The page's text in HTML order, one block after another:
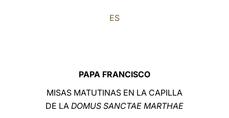
中文
LATINE
ES
PAPA FRANCISCO
MISAS MATUTINAS EN LA CAPILLA
DE LA DOMUS SANCTAE MARTHAE